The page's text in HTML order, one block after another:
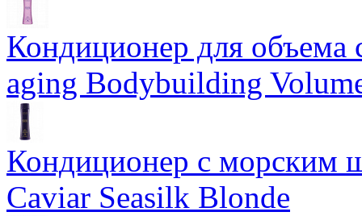
Кондиционер для
aging Bodybuilding
Кондиционер с морским
Caviar Seasilk Blonde